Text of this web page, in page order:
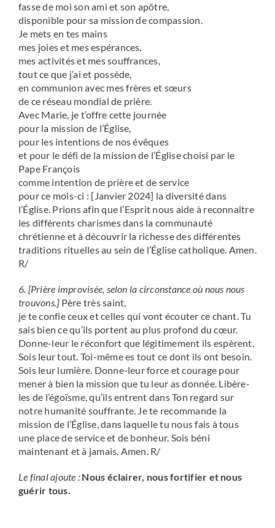
fasse de moi son ami et son apôtre,
disponible pour sa mission de compassion.
Je mets en tes mains
mes joies et mes espérances,
mes activités et mes souffrances,
tout ce que j’ai et possède,
en communion avec mes frères et sœurs
de ce réseau mondial de prière.
Avec Marie, je t’offre cette journée
pour la mission de l’Église,
pour les intentions de nos évêques
et pour le défi de la mission de l’Église choisi par le
Pape François
comme intention de prière et de service
pour ce mois-ci : [Janvier 2024] la diversité dans
l’Église. Prions afin que l’Esprit nous aide à reconnaître
les différents charismes dans la communauté
chrétienne et à découvrir la richesse des différentes
traditions rituelles au sein de l’Église catholique. Amen.
R/
6. [Prière improvisée, selon la circonstance où nous nous
trouvons.] Père très saint,
je te confie ceux et celles qui vont écouter ce chant. Tu
sais bien ce qu’ils portent au plus profond du cœur.
Donne-leur le réconfort que légitimement ils espèrent.
Sois leur tout. Toi-même es tout ce dont ils ont besoin.
Sois leur lumière. Donne-leur force et courage pour
mener à bien la mission que tu leur as donnée. Libère-
les de l’égoïsme, qu’ils entrent dans Ton regard sur
notre humanité souffrante. Je te recommande la
mission de l’Église, dans laquelle tu nous fais à tous
une place de service et de bonheur. Sois béni
maintenant et à jamais. Amen. R/
Le final ajoute : Nous éclairer, nous fortifier et nous
guérir tous.